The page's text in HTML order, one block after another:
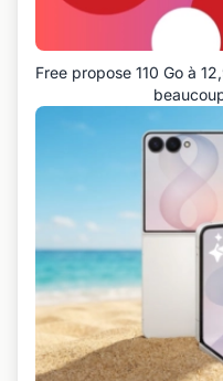
Free propose 110 Go à